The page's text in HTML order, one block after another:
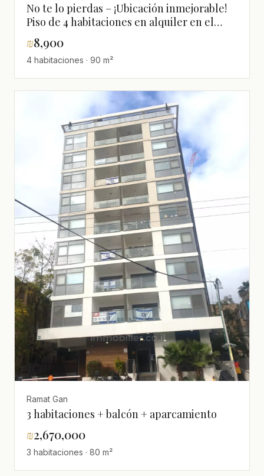
No te lo pierdas – ¡Ubicación inmejorable!
Piso de 4 habitaciones en alquiler en el
corazón de Ramat Gan, cerca del parque
Hayarkon
₪8,900
4 habitaciones · 90 m²
Ramat Gan
3 habitaciones + balcón + aparcamiento
₪2,670,000
3 habitaciones · 80 m²